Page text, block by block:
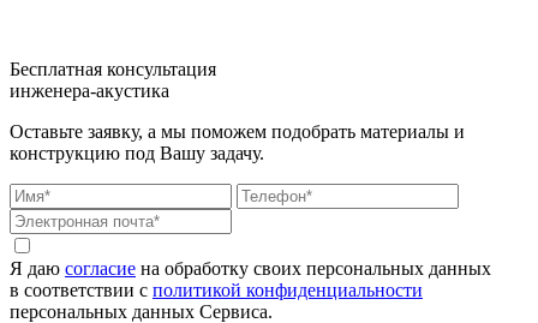
Бесплатная консультация
инженера-акустика
Оставьте заявку, а мы поможем подобрать материалы и
конструкцию под Вашу задачу.
Я даю согласие на обработку своих персональных данных
в соответствии с политикой конфиденциальности
персональных данных Сервиса.